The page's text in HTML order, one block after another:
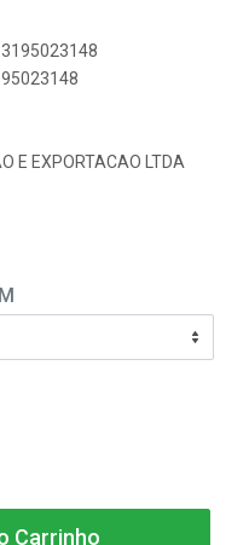
E EXPORTACAO LTDA
Carrinho